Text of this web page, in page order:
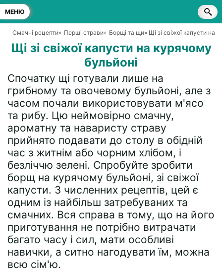
МЕНЮ
Смачні рецепти» Перші страви» Борщі та щи» Щі зі свіжої капусти на
Щі зі свіжої капусти на курячому
бульйоні
Спочатку щі готували лише на
грибному та овочевому бульйоні, але з
часом почали використовувати м'ясо
та рибу. Цю неймовірно смачну,
ароматну та наваристу страву
прийнято подавати до столу в обідній
час з житнім або чорним хлібом, і
безліччю зелені. Спробуйте зробити
борщ на курячому бульйоні, зі свіжої
капусти. З численних рецептів, цей є
одним із найбільш затребуваних та
смачних. Вся справа в тому, що на його
приготування не потрібно витрачати
багато часу і сил, мати особливі
навички, а ситно нагодувати їм, можна
всю сім'ю.